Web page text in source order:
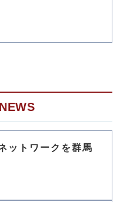
ットワークを群馬